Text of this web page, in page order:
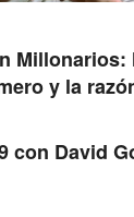
Millonarios:
y la
con David